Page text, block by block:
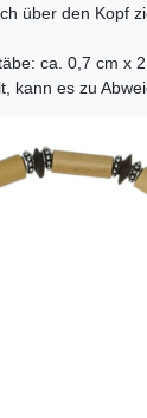
über den Kopf
ca. 0,7 cm x
kann es zu